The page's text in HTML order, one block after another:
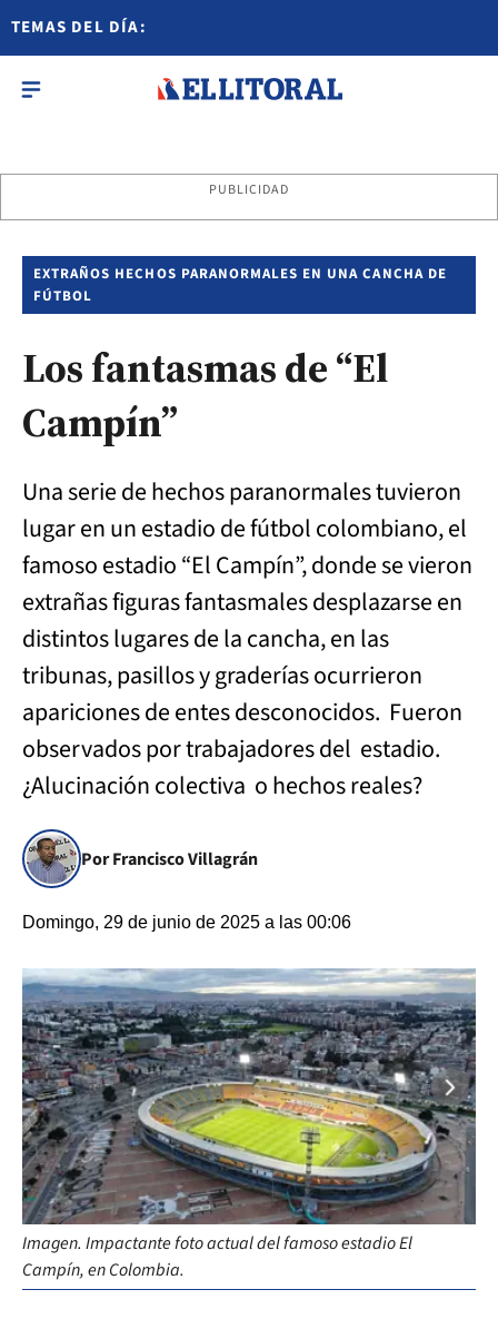
TEMAS DEL DÍA:
PUBLICIDAD
EXTRAÑOS HECHOS PARANORMALES EN UNA CANCHA DE
FÚTBOL
Los fantasmas de “El
Campín”
Una serie de hechos paranormales tuvieron
lugar en un estadio de fútbol colombiano, el
famoso estadio “El Campín”, donde se vieron
extrañas figuras fantasmales desplazarse en
distintos lugares de la cancha, en las
tribunas, pasillos y graderías ocurrieron
apariciones de entes desconocidos. Fueron
observados por trabajadores del estadio.
¿Alucinación colectiva o hechos reales?
Por Francisco Villagrán
Domingo, 29 de junio de 2025 a las 00:06
Imagen. Impactante foto actual del famoso estadio El
Campín, en Colombia.